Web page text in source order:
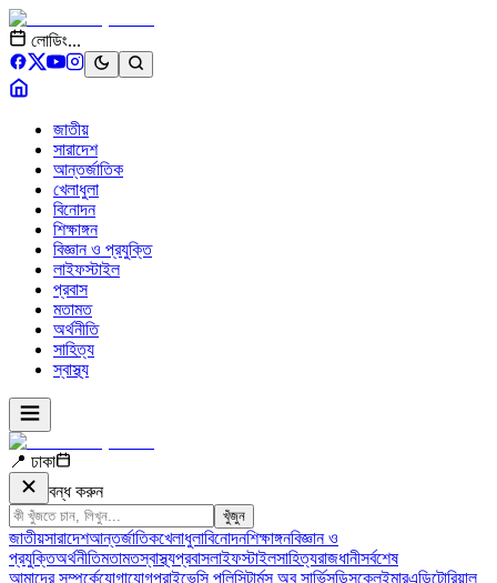
লোডিং...
জাতীয়
সারাদেশ
আন্তর্জাতিক
খেলাধুলা
বিনোদন
শিক্ষাঙ্গন
বিজ্ঞান ও প্রযুক্তি
লাইফস্টাইল
প্রবাস
মতামত
অর্থনীতি
সাহিত্য
স্বাস্থ্য
📍 ঢাকা
বন্ধ করুন
খুঁজুন
জাতীয়সারাদেশআন্তর্জাতিকখেলাধুলাবিনোদনশিক্ষাঙ্গনবিজ্ঞান ও
প্রযুক্তিঅর্থনীতিমতামতস্বাস্থ্যপ্রবাসলাইফস্টাইলসাহিত্যরাজধানীসর্বশেষ
আমাদের সম্পর্কেযোগাযোগপ্রাইভেসি পলিসিটার্মস অব সার্ভিসডিসক্লেইমারএডিটোরিয়াল